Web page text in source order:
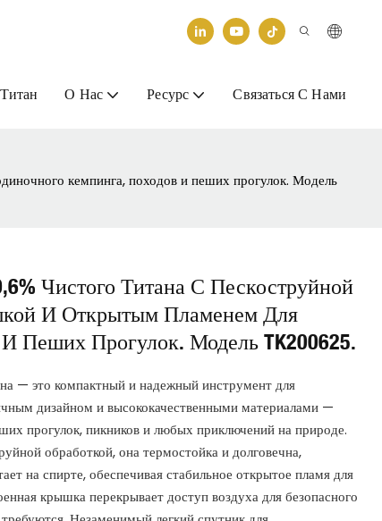
Титан О Нас Ресурс Связаться С Нами
кемпинга, походов и пеших прогулок. Модель
Чистого Титана С Пескоструйной
И Открытым Пламенем Для
Пеших Прогулок. Модель TK200625.
— это компактный и надежный инструмент для
дизайном и высококачественными материалами —
прогулок, пикников и любых приключений на природе.
обработкой, она термостойка и долговечна,
на спирте, обеспечивая стабильное открытое пламя для
крышка перекрывает доступ воздуха для безопасного